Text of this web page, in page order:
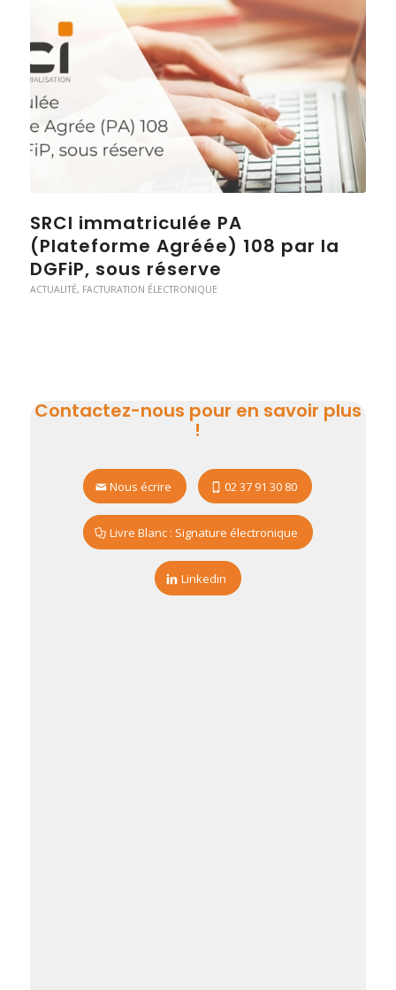
SRCI immatriculée PA
(Plateforme Agréée) 108 par la
DGFiP, sous réserve
ACTUALITÉ, FACTURATION ÉLECTRONIQUE
Contactez-nous pour en savoir plus
!
Nous écrire 02 37 91 30 80
Livre Blanc : Signature électronique
Linkedin